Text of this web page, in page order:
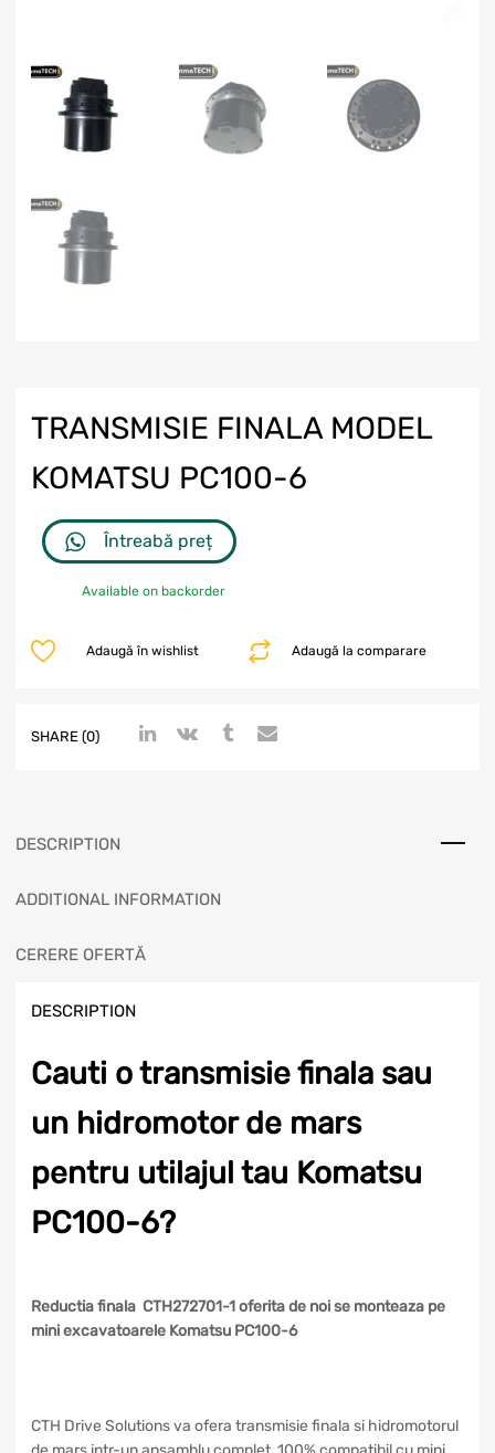
TRANSMISIE FINALA MODEL
KOMATSU PC100-6
Întreabă preț
Available on backorder
Adaugă la comparare
Adaugă în wishlist
SHARE (0)
DESCRIPTION
ADDITIONAL INFORMATION
CERERE OFERTĂ
DESCRIPTION
Cauti o transmisie finala sau
un hidromotor de mars
pentru utilajul tau Komatsu
PC100-6?
Reductia finala CTH272701-1 oferita de noi se monteaza pe
mini excavatoarele Komatsu PC100-6
CTH Drive Solutions va ofera transmisie finala si hidromotorul